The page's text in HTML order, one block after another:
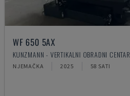
WF 650 5AX
KUNZMANN - VERTIKALNI OBRADNI CENTAR
NJEMAČKA 2025 58 SATI